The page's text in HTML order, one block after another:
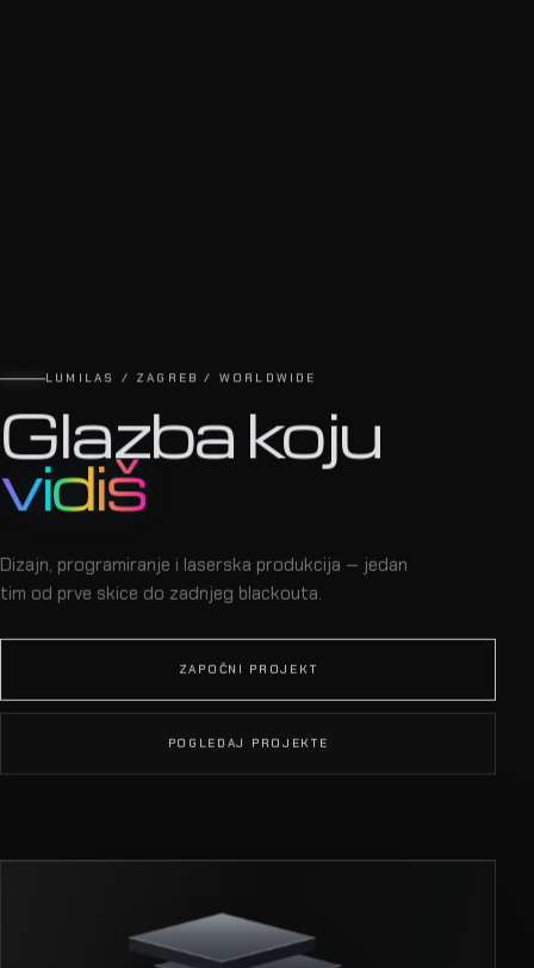
LUMILAS / ZAGREB / WORLDWIDE
Glazba koju
vidiš
Dizajn, programiranje i laserska produkcija — jedan
tim od prve skice do zadnjeg blackouta.
ZAPOČNI PROJEKT
POGLEDAJ PROJEKTE